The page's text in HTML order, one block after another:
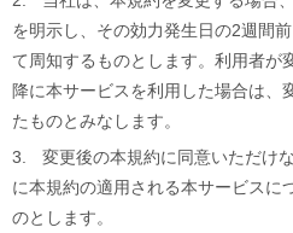
を明示し、その効力発生日の2週間
て周知するものとします。利用者が
降に本サービスを利用した場合は、
たものとみなします。
3.
変更後の本規約に同意いただけ
に本規約の適用される本サービスに
のとします。